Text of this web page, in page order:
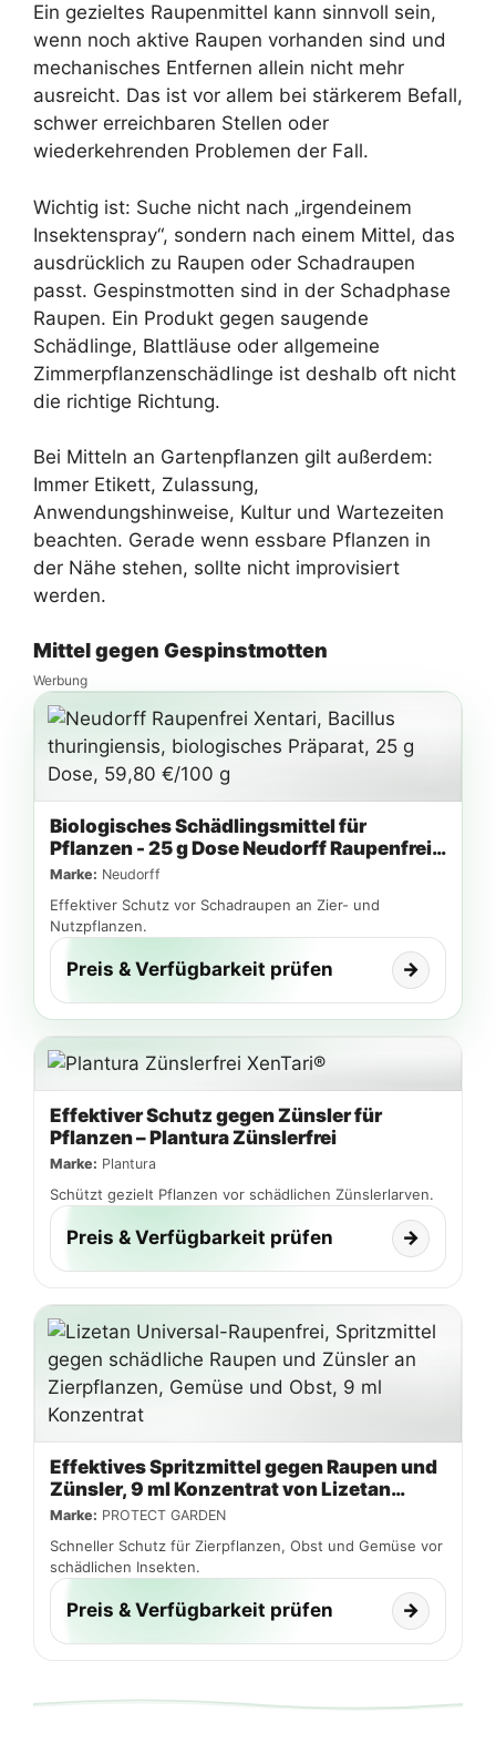
Ein gezieltes Raupenmittel kann sinnvoll sein,
wenn noch aktive Raupen vorhanden sind und
mechanisches Entfernen allein nicht mehr
ausreicht. Das ist vor allem bei stärkerem Befall,
schwer erreichbaren Stellen oder
wiederkehrenden Problemen der Fall.
Wichtig ist: Suche nicht nach „irgendeinem
Insektenspray“, sondern nach einem Mittel, das
ausdrücklich zu Raupen oder Schadraupen
passt. Gespinstmotten sind in der Schadphase
Raupen. Ein Produkt gegen saugende
Schädlinge, Blattläuse oder allgemeine
Zimmerpflanzenschädlinge ist deshalb oft nicht
die richtige Richtung.
Bei Mitteln an Gartenpflanzen gilt außerdem:
Immer Etikett, Zulassung,
Anwendungshinweise, Kultur und Wartezeiten
beachten. Gerade wenn essbare Pflanzen in
der Nähe stehen, sollte nicht improvisiert
werden.
Mittel gegen Gespinstmotten
Werbung
Biologisches Schädlingsmittel für
Pflanzen - 25 g Dose Neudorff Raupenfrei
Xentari
Marke: Neudorff
Effektiver Schutz vor Schadraupen an Zier- und
Nutzpflanzen.
Preis & Verfügbarkeit prüfen →
Effektiver Schutz gegen Zünsler für
Pflanzen – Plantura Zünslerfrei
Marke: Plantura
Schützt gezielt Pflanzen vor schädlichen Zünslerlarven.
Preis & Verfügbarkeit prüfen →
Effektives Spritzmittel gegen Raupen und
Zünsler, 9 ml Konzentrat von Lizetan
Universal
Marke: PROTECT GARDEN
Schneller Schutz für Zierpflanzen, Obst und Gemüse vor
schädlichen Insekten.
Preis & Verfügbarkeit prüfen →